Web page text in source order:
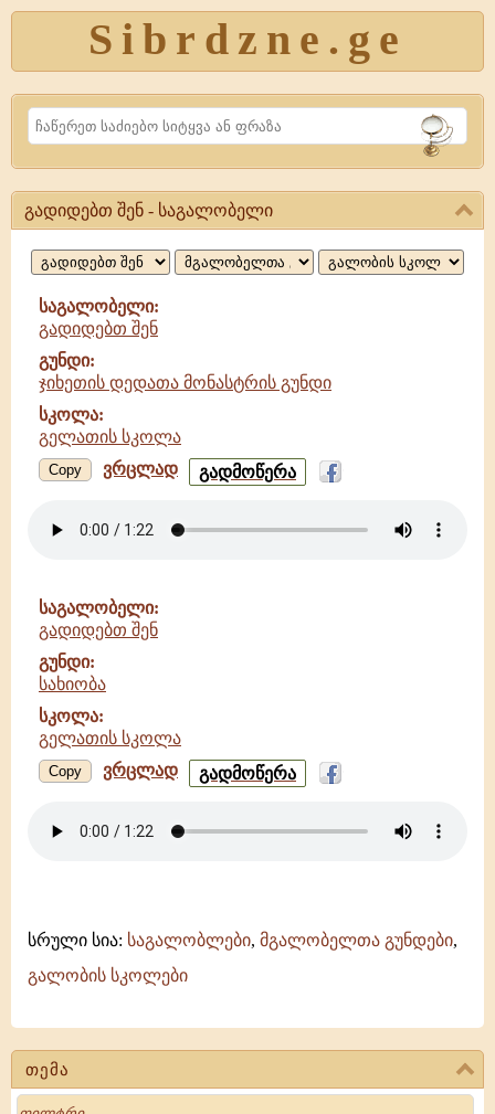
Sibrdzne.ge
Search
თემა
Search
გადიდებთ
შენ,
საგალობელი
გადიდებთ შენ - საგალობელი
საგალობელი:
გადიდებთ შენ
გუნდი:
ჯიხეთის დედათა მონასტრის გუნდი
სკოლა:
გელათის სკოლა
Copy ვრცლად გადიდებთ
შენ
ჯიხეთის
გადმოწერა
საგალობელი:
გადიდებთ შენ
გუნდი:
სახიობა
სკოლა:
გელათის სკოლა
Copy ვრცლად გადიდებთ
შენ
სახიობა
გადმოწერა
სრული სია: საგალობლები, მგალობელთა გუნდები,
გალობის სკოლები